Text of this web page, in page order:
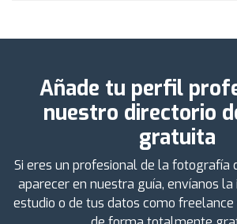
Añade tu perfil
nuestro directorio
gratuita
Si eres un profesional de la fotografía
aparecer en nuestra guía, envíanos
estudio o de tus datos como